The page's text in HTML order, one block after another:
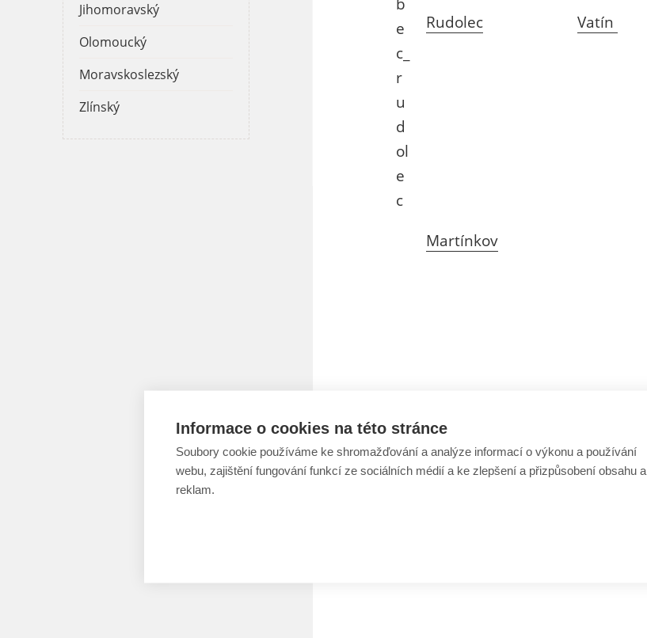
Jihomoravský
Olomoucký
Moravskoslezský
Zlínský
Rudolec Vatín
Martínkov
Informace o cookies na této stránce
Soubory cookie používáme ke shromažďování a analýze informací o výkonu a používání
webu, zajištění fungování funkcí ze sociálních médií a ke zlepšení a přizpůsobení obsahu a
reklam.